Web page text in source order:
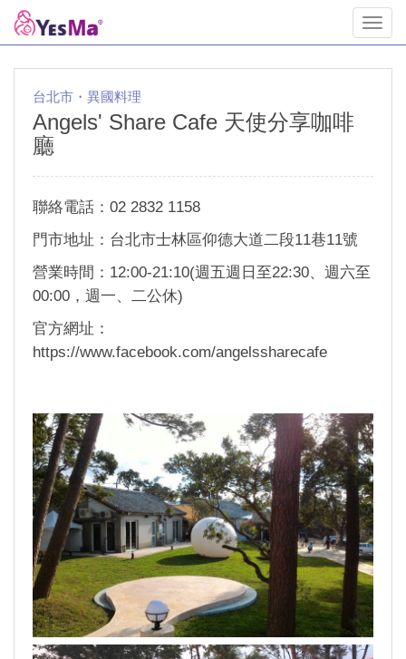
台北市・異國料理
Angels' Share Cafe 天使分享咖啡
廳
聯絡電話：02 2832 1158
門市地址：台北市士林區仰德大道二段11巷11號
營業時間：12:00-21:10(週五週日至22:30、週六至
00:00，週一、二公休)
官方網址：
https://www.facebook.com/angelssharecafe